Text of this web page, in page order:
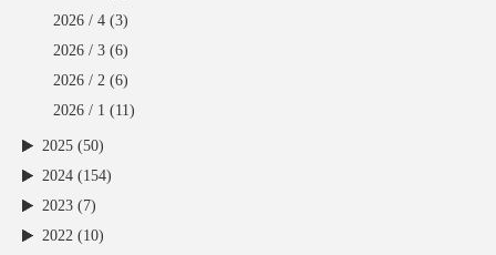
2026 / 4 (3)
2026 / 3 (6)
2026 / 2 (6)
2026 / 1 (11)
2025 (50)
2024 (154)
2023 (7)
2022 (10)